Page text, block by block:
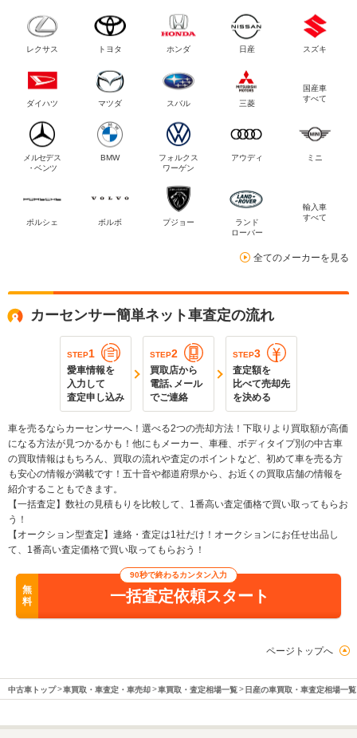
レクサス トヨタ ホンダ 日産 スズキ
ダイハツ マツダ スバル 三菱
国産車
すべて
メルセデス
・ベンツ
BMW
フォルクス
ワーゲン
アウディ ミニ
ポルシェ ボルボ プジョー
ランド
ローバー
輸入車
すべて
全てのメーカーを見る
カーセンサー簡単ネット車査定の流れ
STEP1
愛車情報を
入力して
査定申し込み
STEP2
買取店から
電話､メール
でご連絡
STEP3
査定額を
比べて売却先
を決める
車を売るならカーセンサーへ！選べる2つの売却方法！下取りより買取額が高価
になる方法が見つかるかも！他にもメーカー、車種、ボディタイプ別の中古車
の買取情報はもちろん、買取の流れや査定のポイントなど、初めて車を売る方
も安心の情報が満載です！五十音や都道府県から、お近くの買取店舗の情報を
紹介することもできます。
【一括査定】数社の見積もりを比較して、1番高い査定価格で買い取ってもらお
う！
【オークション型査定】連絡・査定は1社だけ！オークションにお任せ出品し
て、1番高い査定価格で買い取ってもらおう！
無
料
90秒で終わるカンタン入力
一括査定依頼スタート
ページトップへ
中古車トップ 車買取・車査定・車売却 車買取・査定相場一覧 日産の車買取・車査定相場一覧